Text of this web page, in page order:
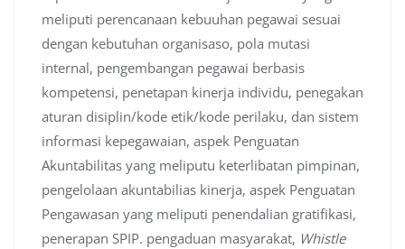
meliputi perencanaan kebuuhan pegawai sesuai
dengan kebutuhan organisaso, pola mutasi
internal, pengembangan pegawai berbasis
kompetensi, penetapan kinerja individu, penegakan
aturan disiplin/kode etik/kode perilaku, dan sistem
informasi kepegawaian, aspek Penguatan
Akuntabilitas yang meliputu keterlibatan pimpinan,
pengelolaan akuntabilias kinerja, aspek Penguatan
Pengawasan yang meliputi penendalian gratifikasi,
penerapan SPIP. pengaduan masyarakat, Whistle